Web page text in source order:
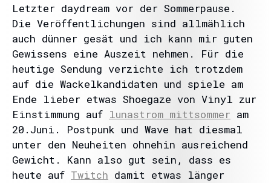
Letzter daydream vor der Sommerpause.
Die Veröffentlichungen sind allmählich
auch dünner gesät und ich kann mir guten
Gewissens eine Auszeit nehmen. Für die
heutige Sendung verzichte ich trotzdem
auf die Wackelkandidaten und spiele am
Ende lieber etwas Shoegaze von Vinyl zur
Einstimmung auf lunastrom mittsommer am
20.Juni. Postpunk und Wave hat diesmal
unter den Neuheiten ohnehin ausreichend
Gewicht. Kann also gut sein, dass es
heute auf Twitch damit etwas länger